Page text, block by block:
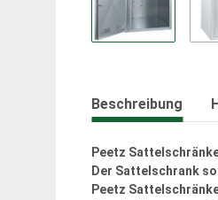
Beschreibung
Peetz
Der Sattelschrank
Peetz